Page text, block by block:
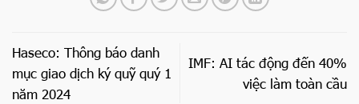
Haseco: Thông báo danh
mục giao dịch ký quỹ quý 1
năm 2024
IMF: AI tác động đến 40%
việc làm toàn cầu